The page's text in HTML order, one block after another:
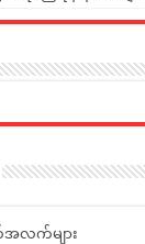
အလက်များ